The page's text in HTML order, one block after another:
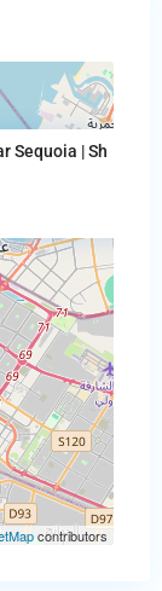
Sequoia | Sh
contributors